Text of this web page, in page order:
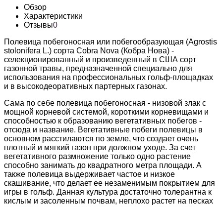
Обзор
Характеристики
Отзывы0
Полевица побегоносная или побегообразующая (Agrostis
stolonifera L.) сорта Cobra Nova (Кобра Нова) -
селекционированный и произведенный в США сорт
газонной травы, предназначенной специально для
использования на профессиональных гольф-площадках
и в высокодеоративных партерных газонах.
Сама по себе полевица побегоносная - низовой злак с
мощной корневой системой, короткими корневищами и
способностью к образованию вегетативных побегов -
отсюда и название. Вегетативные побеги полевицы в
основном расстилаются по земле, что создает очень
плотный и мягкий газон при должном уходе. За счет
вегетативного размножение только одно растение
способно занимать до квадратного метра площади. А
также полевица выдерживает частое и низкое
скашивание, что делает ее незаменимым покрытием для
игры в гольф. Данная культура достаточно толерантна к
кислым и засоленным почвам, неплохо растет на песках